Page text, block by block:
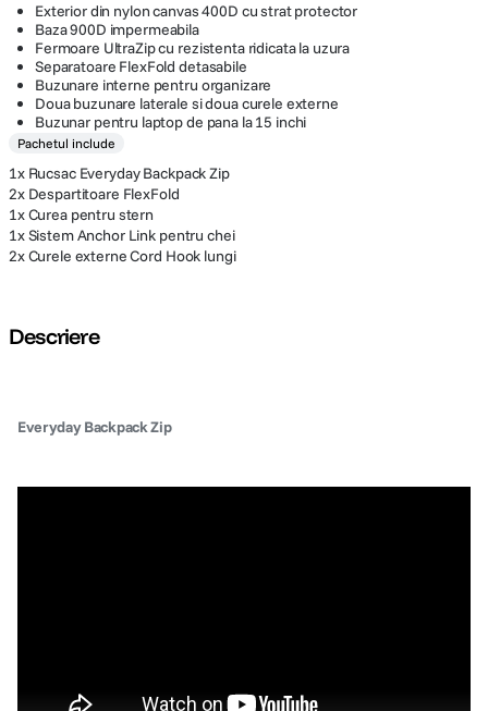
Exterior din nylon canvas 400D cu strat protector
Baza 900D impermeabila
Fermoare UltraZip cu rezistenta ridicata la uzura
Separatoare FlexFold detasabile
Buzunare interne pentru organizare
Doua buzunare laterale si doua curele externe
Buzunar pentru laptop de pana la 15 inchi
Pachetul include
1x Rucsac Everyday Backpack Zip
2x Despartitoare FlexFold
1x Curea pentru stern
1x Sistem Anchor Link pentru chei
2x Curele externe Cord Hook lungi
Descriere
Everyday Backpack Zip